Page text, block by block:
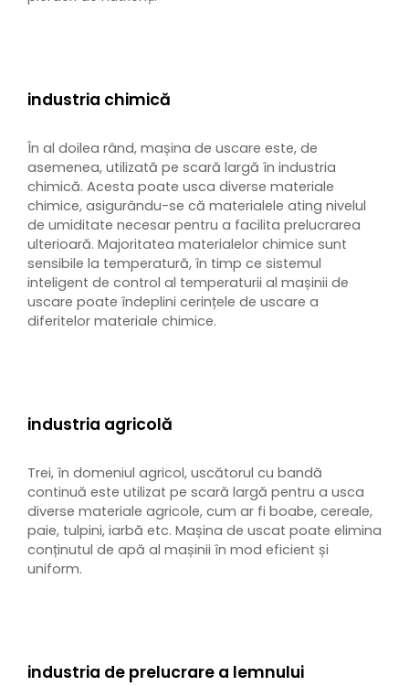
industria chimică
În al doilea rând, mașina de uscare este, de
asemenea, utilizată pe scară largă în industria
chimică. Acesta poate usca diverse materiale
chimice, asigurându-se că materialele ating nivelul
de umiditate necesar pentru a facilita prelucrarea
ulterioară. Majoritatea materialelor chimice sunt
sensibile la temperatură, în timp ce sistemul
inteligent de control al temperaturii al mașinii de
uscare poate îndeplini cerințele de uscare a
diferitelor materiale chimice.
industria agricolă
Trei, în domeniul agricol, uscătorul cu bandă
continuă este utilizat pe scară largă pentru a usca
diverse materiale agricole, cum ar fi boabe, cereale,
paie, tulpini, iarbă etc. Mașina de uscat poate elimina
conținutul de apă al mașinii în mod eficient și
uniform.
industria de prelucrare a lemnului